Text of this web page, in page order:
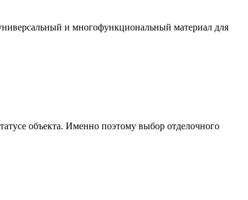
и многофункциональный материал для
объекта. Именно поэтому выбор отделочного